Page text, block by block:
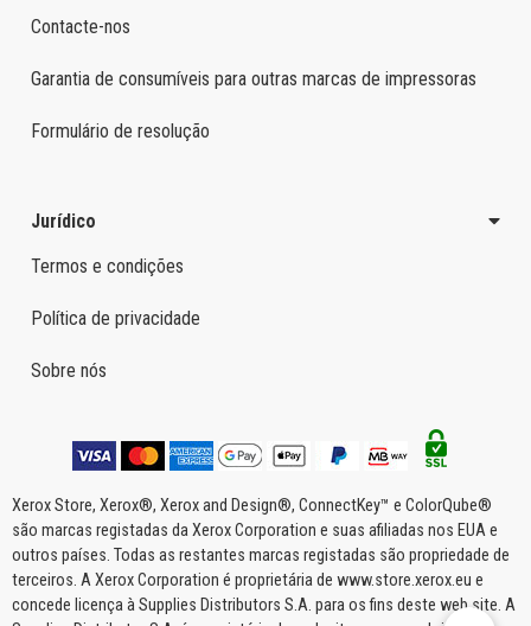
Contacte-nos
Garantia de consumíveis para outras marcas de impressoras
Formulário de resolução
Jurídico
Termos e condições
Política de privacidade
Sobre nós
Xerox Store, Xerox®, Xerox and Design®, ConnectKey™ e ColorQube®
são marcas registadas da Xerox Corporation e suas afiliadas nos EUA e
outros países. Todas as restantes marcas registadas são propriedade de
terceiros. A Xerox Corporation é proprietária de www.store.xerox.eu e
concede licença à Supplies Distributors S.A. para os fins deste web site. A